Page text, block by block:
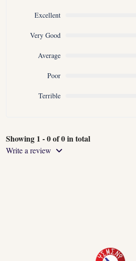
Excellent
Very Good
Average
Poor
Terrible
Showing 1 - 0 of 0 in total
Write a review